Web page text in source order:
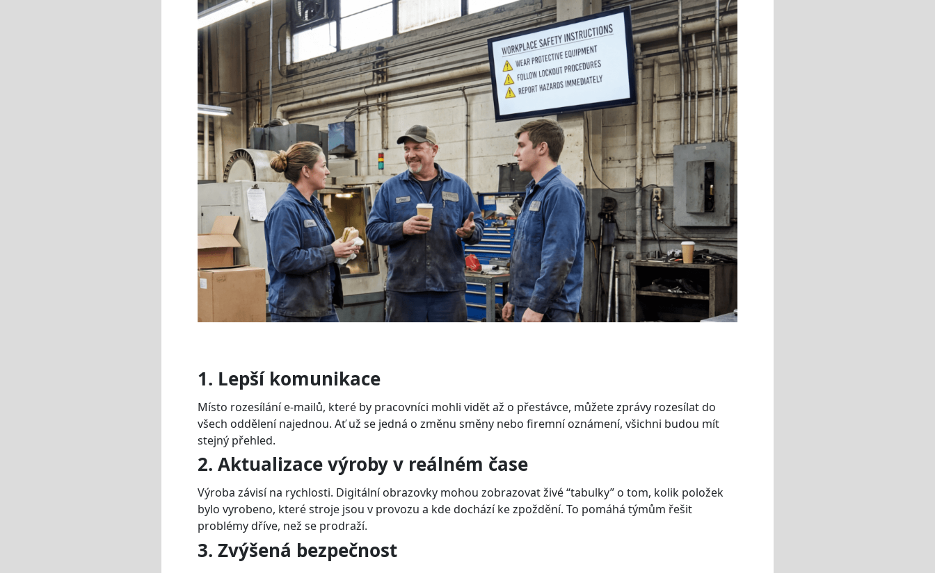
1. Lepší komunikace
Místo rozesílání e-mailů, které by pracovníci mohli vidět až o přestávce, můžete zprávy rozesílat do
všech oddělení najednou. Ať už se jedná o změnu směny nebo firemní oznámení, všichni budou mít
stejný přehled.
2. Aktualizace výroby v reálném čase
Výroba závisí na rychlosti. Digitální obrazovky mohou zobrazovat živé “tabulky” o tom, kolik položek
bylo vyrobeno, které stroje jsou v provozu a kde dochází ke zpoždění. To pomáhá týmům řešit
problémy dříve, než se prodraží.
3. Zvýšená bezpečnost